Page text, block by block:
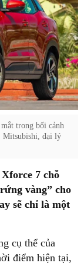
trong bối cảnh
Mitsubishi, đại lý
7 chỗ
vàng” cho
sẽ chỉ là một
cụ thể của
điểm hiện tại,